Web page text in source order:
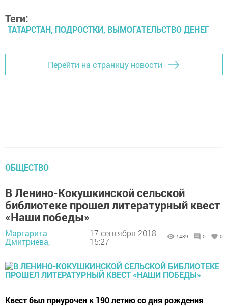
Теги:
ТАТАРСТАН, ПОДРОСТКИ, ВЫМОГАТЕЛЬСТВО ДЕНЕГ
Перейти на страницу новости
ОБЩЕСТВО
В Ленино-Кокушкинской сельской
библиотеке прошел литературный квест
«Наши победы»
Маргарита
Дмитриева,
17 сентября 2018 -
15:27
1489 0 0
Квест был приурочен к 190 летию со дня рождения